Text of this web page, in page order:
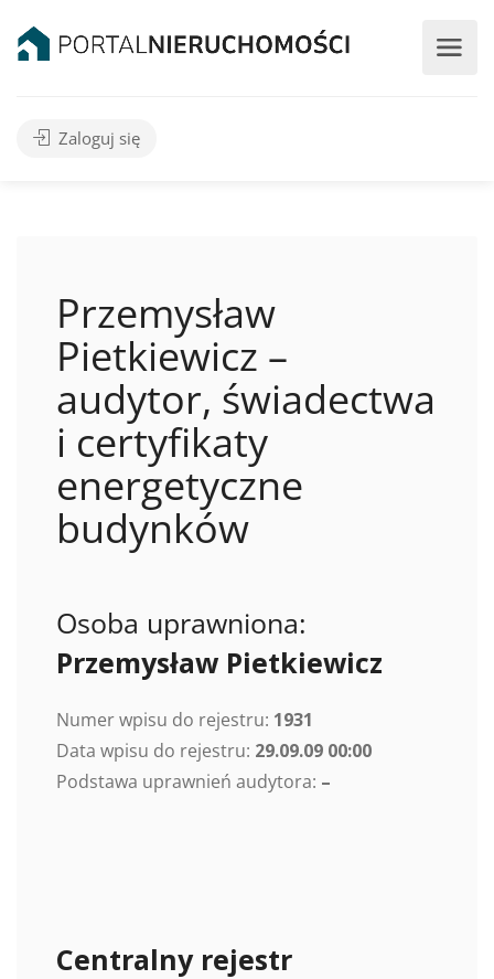
Zaloguj się
Przemysław
Pietkiewicz –
audytor, świadectwa
i certyfikaty
energetyczne
budynków
Osoba uprawniona:
Przemysław Pietkiewicz
Numer wpisu do rejestru: 1931
Data wpisu do rejestru: 29.09.09 00:00
Podstawa uprawnień audytora: –
Centralny rejestr